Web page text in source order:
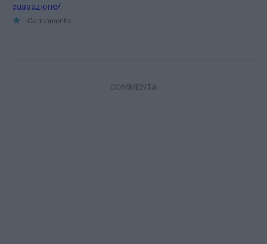
cassazione/
Caricamento...
COMMENTA